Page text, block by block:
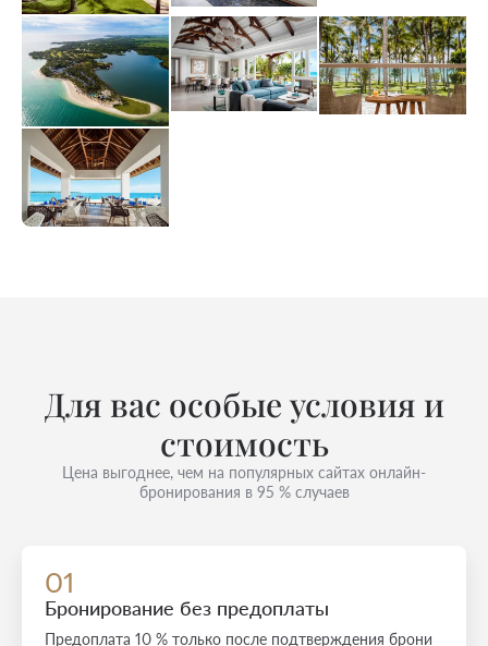
Для вас особые условия и
стоимость
Цена выгоднее, чем на популярных сайтах онлайн-
бронирования в 95 % случаев
01
Бронирование без предоплаты
Предоплата 10 % только после подтверждения брони